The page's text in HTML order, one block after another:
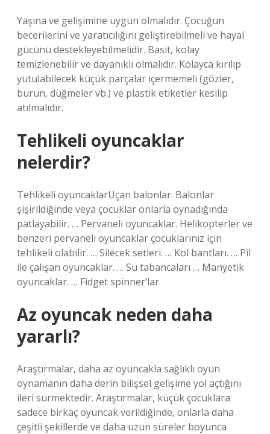
Yaşına ve gelişimine uygun olmalıdır. Çocuğun
becerilerini ve yaratıcılığını geliştirebilmeli ve hayal
gücünü destekleyebilmelidir. Basit, kolay
temizlenebilir ve dayanıklı olmalıdır. Kolayca kırılıp
yutulabilecek küçük parçalar içermemeli (gözler,
burun, düğmeler vb.) ve plastik etiketler kesilip
atılmalıdır.
Tehlikeli oyuncaklar
nelerdir?
Tehlikeli oyuncaklarUçan balonlar. Balonlar
şişirildiğinde veya çocuklar onlarla oynadığında
patlayabilir. … Pervaneli oyuncaklar. Helikopterler ve
benzeri pervaneli oyuncaklar çocuklarınız için
tehlikeli olabilir. … Silecek setleri. … Kol bantları. … Pil
ile çalışan oyuncaklar. … Su tabancaları … Manyetik
oyuncaklar. … Fidget spinner’lar
Az oyuncak neden daha
yararlı?
Araştırmalar, daha az oyuncakla sağlıklı oyun
oynamanın daha derin bilişsel gelişime yol açtığını
ileri sürmektedir. Araştırmalar, küçük çocuklara
sadece birkaç oyuncak verildiğinde, onlarla daha
çeşitli şekillerde ve daha uzun süreler boyunca